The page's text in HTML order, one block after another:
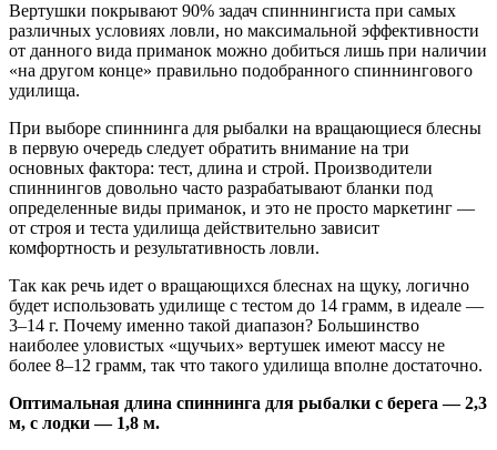
Вертушки покрывают 90% задач спиннингиста при самых
различных условиях ловли, но максимальной эффективности
от данного вида приманок можно добиться лишь при наличии
«на другом конце» правильно подобранного спиннингового
удилища.
При выборе спиннинга для рыбалки на вращающиеся блесны
в первую очередь следует обратить внимание на три
основных фактора: тест, длина и строй. Производители
спиннингов довольно часто разрабатывают бланки под
определенные виды приманок, и это не просто маркетинг —
от строя и теста удилища действительно зависит
комфортность и результативность ловли.
Так как речь идет о вращающихся блеснах на щуку, логично
будет использовать удилище с тестом до 14 грамм, в идеале —
3–14 г. Почему именно такой диапазон? Большинство
наиболее уловистых «щучьих» вертушек имеют массу не
более 8–12 грамм, так что такого удилища вполне достаточно.
Оптимальная длина спиннинга для рыбалки с берега — 2,3
м, с лодки — 1,8 м.